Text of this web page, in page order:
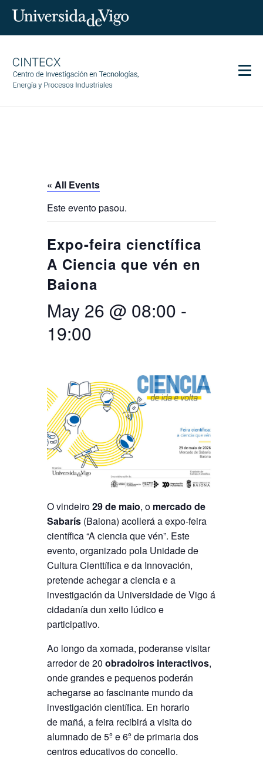
Services
Communication
Equality
SearchSEARCH
« All Events
Este evento pasou.
Expo-feira cienctífica
A Ciencia que vén en
Baiona
May 26 @ 08:00 -
19:00
O vindeiro29 de maio, o mercado de
Sabarís (Baiona) acollerá a expo-feira
científica “A ciencia que vén”. Este
evento, organizado pola Unidade de
Cultura Cienttífica e da Innovación,
pretende achegar a ciencia e a
investigación da Universidade de Vigo á
cidadanía dun xeito lúdico e
participativo.
Ao longo da xornada, poderanse visitar
arredor de 20 obradoiros interactivos,
onde grandes e pequenos poderán
achegarse ao fascinante mundo da
investigación científica. En horario
de mañá, a feira recibirá a visita do
alumnado de 5º e 6º de primaria dos
centros educativos do concello.